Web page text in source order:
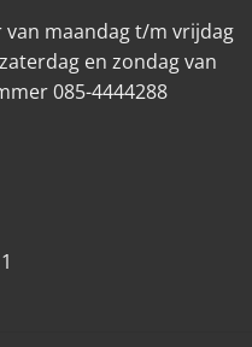
maandag t/m vrijdag
en zondag van
085-4444288